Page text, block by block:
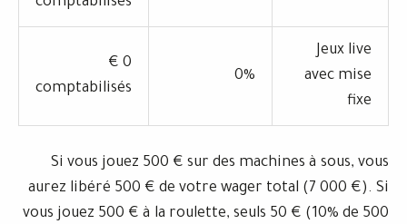
0%
Si vous jouez 500 € sur des
aurez libéré 500 € de votre wager
vous jouez 500 € à la roulette, seuls 50